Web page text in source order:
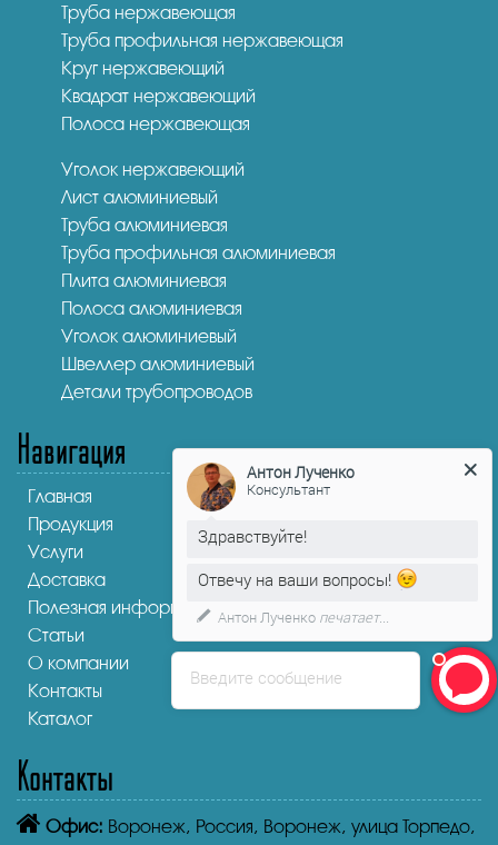
Труба нержавеющая
Труба профильная нержавеющая
Круг нержавеющий
Квадрат нержавеющий
Полоса нержавеющая
Уголок нержавеющий
Лист алюминиевый
Труба алюминиевая
Труба профильная алюминиевая
Плита алюминиевая
Полоса алюминиевая
Уголок алюминиевый
Швеллер алюминиевый
Детали трубопроводов
Навигация
Главная
Продукция
Услуги
Доставка
Полезная информация
Статьи
О компании
Контакты
Каталог
Контакты
Офис: Воронеж, Россия, Воронеж, улица Торпедо,
Введите сообщение
Антон Лученко
Консультант
Здравствуйте!
Отвечу на ваши вопросы!
Антон Лученко печатает...